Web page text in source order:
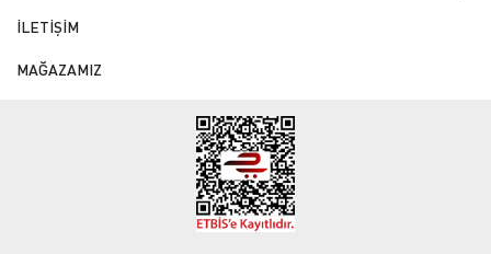
İLETİŞİM
MAĞAZAMIZ